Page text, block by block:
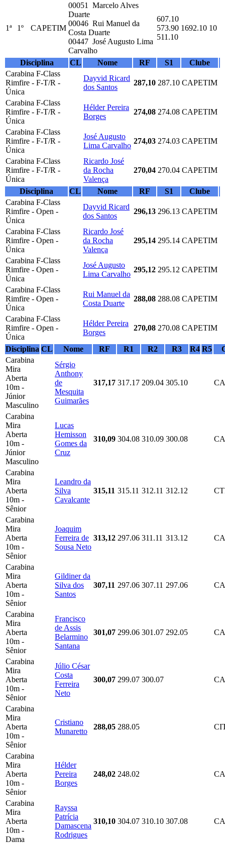
1ª 1º CAPETIM
00051 Marcelo Alves
Duarte
00046 Rui Manuel da
Costa Duarte
00447 José Augusto Lima
Carvalho
607.10
573.90
511.10
1692.10 10
Disciplina CL Nome RF S1
Clube
Carabina F-Class
Rimfire - F-T/R -
Única
Dayvid Ricard
dos Santos
287,10 287.10 CAPETIM
Carabina F-Class
Rimfire - F-T/R -
Única
Hélder Pereira
Borges
274,08 274.08 CAPETIM
Carabina F-Class
Rimfire - F-T/R -
Única
José Augusto
Lima Carvalho
274,03 274.03 CAPETIM
Carabina F-Class
Rimfire - F-T/R -
Única
Ricardo José
da Rocha
Valença
270,04 270.04 CAPETIM
Disciplina CL Nome RF S1
Clube
Carabina F-Class
Rimfire - Open -
Única
Dayvid Ricard
dos Santos
296,13 296.13 CAPETIM
Carabina F-Class
Rimfire - Open -
Única
Ricardo José
da Rocha
Valença
295,14 295.14 CAPETIM
Carabina F-Class
Rimfire - Open -
Única
José Augusto
Lima Carvalho
295,12 295.12 CAPETIM
Carabina F-Class
Rimfire - Open -
Única
Rui Manuel da
Costa Duarte
288,08 288.08 CAPETIM
Carabina F-Class
Rimfire - Open -
Única
Hélder Pereira
Borges
270,08 270.08 CAPETIM
Disciplina CL Nome RF R1 R2 R3 R4 R5
Carabina
Mira
Aberta
10m -
Júnior
Masculino
Sérgio
Anthony
de
Mesquita
Guimarães
317,17 317.17 209.04 305.10
Carabina
Mira
Aberta
10m -
Júnior
Masculino
Lucas
Hemisson
Gomes da
Cruz
310,09 304.08 310.09 300.08
Carabina
Mira
Aberta
10m -
Sênior
Leandro da
Silva
Cavalcante
315,11 315.11 312.11 312.12
Carabina
Mira
Aberta
10m -
Sênior
Joaquim
Ferreira de
Sousa Neto
313,12 297.06 311.11 313.12
Carabina
Mira
Aberta
10m -
Sênior
Gildiner da
Silva dos
Santos
307,11 297.06 307.11 297.06
Carabina
Mira
Aberta
10m -
Sênior
Francisco
de Assis
Belarmino
Santana
301,07 299.06 301.07 292.05
Carabina
Mira
Aberta
10m -
Sênior
Júlio César
Costa
Ferreira
Neto
300,07 299.07 300.07
Carabina
Mira
Aberta
10m -
Sênior
Cristiano
Munaretto
288,05 288.05
Carabina
Mira
Aberta
10m -
Sênior
Hélder
Pereira
Borges
248,02 248.02
Carabina
Mira
Aberta
10m -
Dama
Rayssa
Patrícia
Damascena
Rodrigues
310,10 304.07 310.10 307.08